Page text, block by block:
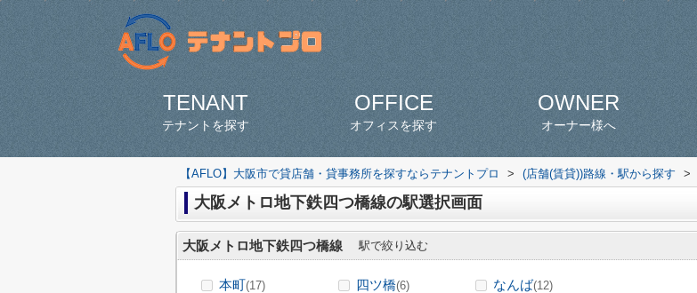
TENANT
テナントを探す
OFFICE
オフィスを探す
OWNER
オーナー様へ
【AFLO】大阪市で貸店舗・貸事務所を探すならテナントプロ > (店舗(賃貸))路線・駅から探す >
大阪メトロ地下鉄四つ橋線の駅選択画面
大阪メトロ地下鉄四つ橋線 駅で絞り込む
本町(17) 四ツ橋(6) なんば(12)